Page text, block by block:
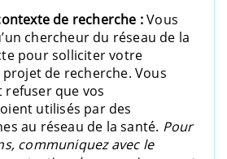
de recherche :Vous
chercheur du réseau de la
pour solliciter votre
de recherche. Vous
refuser que vos
utilisés par des
au réseau de la santé. Pour
communiquez avec le